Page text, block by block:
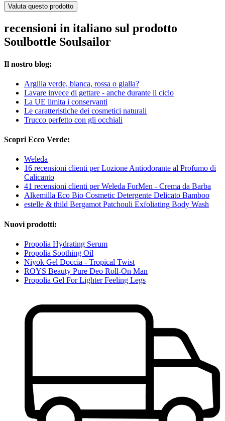
Valuta questo prodotto
recensioni in italiano sul prodotto
Soulbottle Soulsailor
Il nostro blog:
Argilla verde, bianca, rossa o gialla?
Lavare invece di gettare - anche durante il ciclo
La UE limita i conservanti
Le caratteristiche dei cosmetici naturali
Trucco perfetto con gli occhiali
Scopri Ecco Verde:
Weleda
16 recensioni clienti per Lozione Antiodorante al Profumo di
Calicanto
41 recensioni clienti per Weleda ForMen - Crema da Barba
Alkemilla Eco Bio Cosmetic Detergente Delicato Bamboo
estelle & thild Bergamot Patchouli Exfoliating Body Wash
Nuovi prodotti:
Propolia Hydrating Serum
Propolia Soothing Oil
Niyok Gel Doccia - Tropical Twist
ROYS Beauty Pure Deo Roll-On Man
Propolia Gel For Lighter Feeling Legs